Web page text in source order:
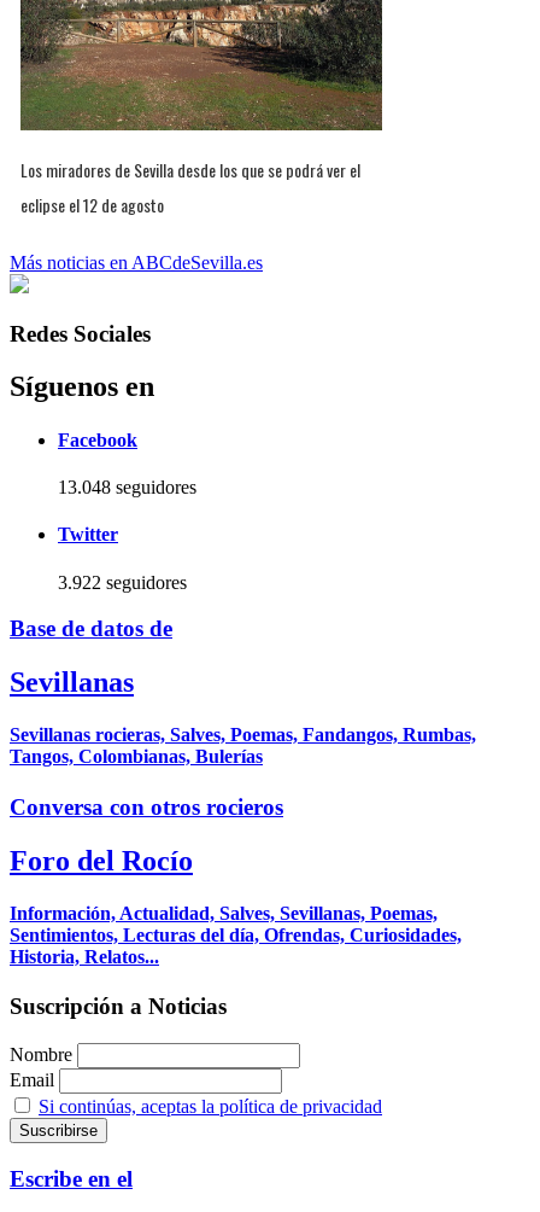
Los miradores de Sevilla desde los que se podrá ver el
eclipse el 12 de agosto
Más noticias en ABCdeSevilla.es
Redes Sociales
Síguenos en
Facebook
13.048 seguidores
Twitter
3.922 seguidores
Base de datos de
Sevillanas
Sevillanas rocieras, Salves, Poemas, Fandangos, Rumbas,
Tangos, Colombianas, Bulerías
Conversa con otros rocieros
Foro del Rocío
Información, Actualidad, Salves, Sevillanas, Poemas,
Sentimientos, Lecturas del día, Ofrendas, Curiosidades,
Historia, Relatos...
Suscripción a Noticias
Nombre
Email
Si continúas, aceptas la política de privacidad
Escribe en el